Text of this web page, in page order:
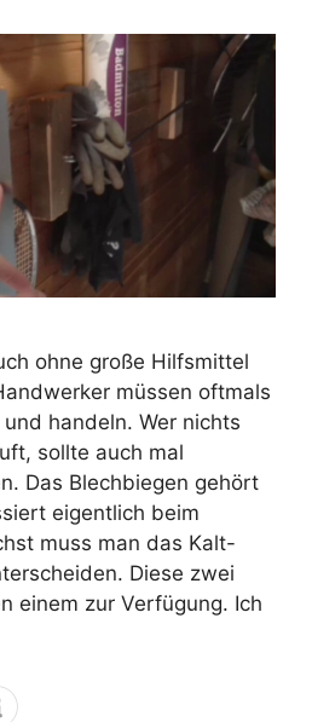
ohne große Hilfsmittel
müssen oftmals
handeln. Wer nichts
sollte auch mal
Das Blechbiegen gehört
eigentlich beim
muss man das Kalt-
Diese zwei
einem zur Verfügung. Ich